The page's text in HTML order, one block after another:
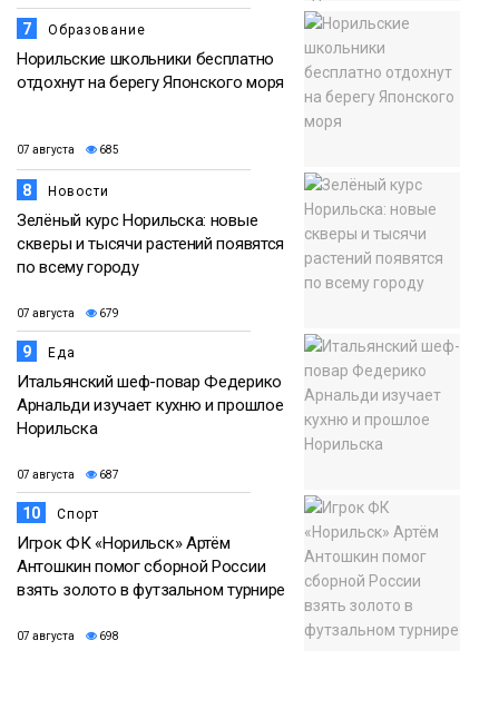
7 Образование
Норильские школьники бесплатно
отдохнут на берегу Японского моря
07 августа 685
8 Новости
Зелёный курс Норильска: новые
скверы и тысячи растений появятся
по всему городу
07 августа 679
9 Еда
Итальянский шеф-повар Федерико
Арнальди изучает кухню и прошлое
Норильска
07 августа 687
10 Спорт
Игрок ФК «Норильск» Артём
Антошкин помог сборной России
взять золото в футзальном турнире
07 августа 698